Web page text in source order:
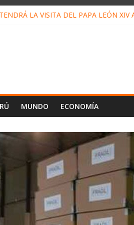
LA VISITA DEL PAPA LEÓN XIV
MUNDO ECONOMÍA